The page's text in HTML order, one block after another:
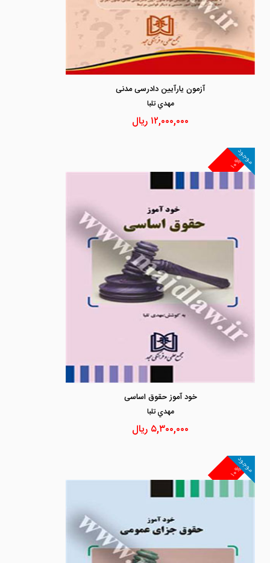
آزمون یارآیین دادرسی مدنی
مهدي تلبا
۱۲,۰۰۰,۰۰۰ ریال
۱۰%
موجود
خود آموز حقوق اساسی
مهدي تلبا
۵,۳۰۰,۰۰۰ ریال
۱۰%
موجود